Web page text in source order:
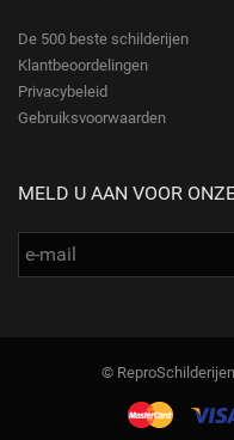
De 500 beste schilderijen
Klantbeoordelingen
Privacybeleid
Gebruiksvoorwaarden
MELD U AAN VOOR
©